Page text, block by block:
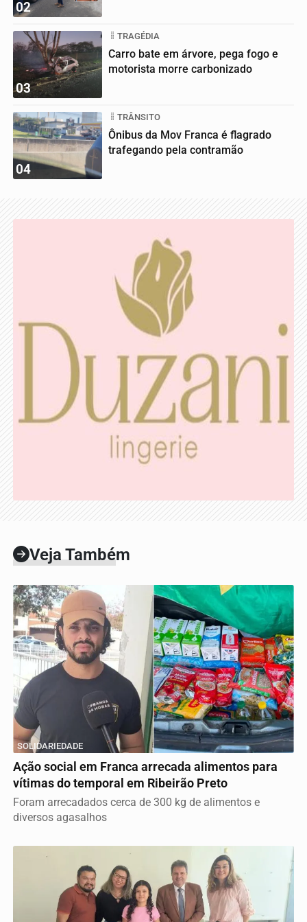
02
03
TRAGÉDIA
Carro bate em árvore, pega fogo e
motorista morre carbonizado
04
TRÂNSITO
Ônibus da Mov Franca é flagrado
trafegando pela contramão
Veja Também
SOLIDARIEDADE
Ação social em Franca arrecada alimentos para
vítimas do temporal em Ribeirão Preto
Foram arrecadados cerca de 300 kg de alimentos e
diversos agasalhos